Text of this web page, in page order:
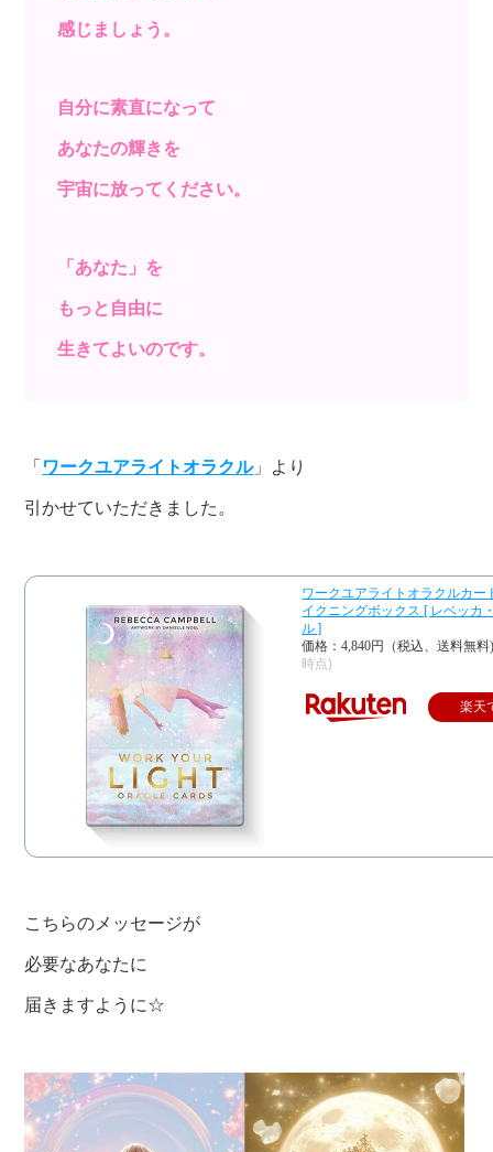
感じましょう。
自分に素直になって
あなたの輝きを
宇宙に放ってください。
「あなた」を
もっと自由に
生きてよいのです。
「 ワークユアライトオラクル」より
引かせていただきました。
ワークユアライトオラクルカ
イクニングボックス [ レベッカ
ル ]
価格：4,840円（税込、送料無
時点)
楽天
こちらのメッセージが
必要なあなたに
届きますように☆